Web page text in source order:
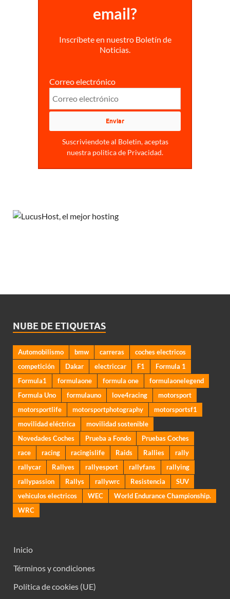
email?
Inscríbete en nuestro Boletín de
Noticias.
Correo electrónico
Suscriviendote al Boletin, aceptas
nuestra politica de Privacidad.
NUBE DE ETIQUETAS
Automobilismo bmw carreras
coches electricos
competición
Dakar electriccar F1
Formula 1
Formula1
formulaone formula one
formulaonelegend
Formula Uno
formulauno love4racing
motorsport
motorsportlife
motorsportphotography
motorsportsf1
movilidad eléctrica
movilidad sostenible
Novedades Coches
Prueba a Fondo
Pruebas Coches
race
racing racingislife Raids Rallies
rally
rallycar
Rallyes rallyesport rallyfans
rallying
rallypassion
Rallys rallywrc Resistencia
SUV
vehiculos electricos
WEC
World Endurance Championship.
WRC
Inicio
Términos y condiciones
Política de cookies (UE)